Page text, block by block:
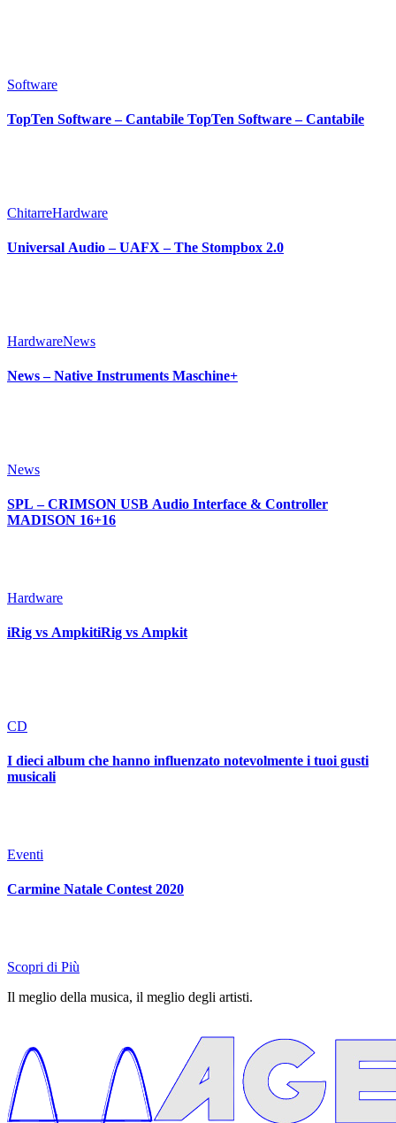
Software
TopTen Software – Cantabile TopTen Software – Cantabile
ChitarreHardware
Universal Audio – UAFX – The Stompbox 2.0
HardwareNews
News – Native Instruments Maschine+
News
SPL – CRIMSON USB Audio Interface & Controller
MADISON 16+16
Hardware
iRig vs AmpkitiRig vs Ampkit
CD
I dieci album che hanno influenzato notevolmente i tuoi gusti
musicali
Eventi
Carmine Natale Contest 2020
Scopri di Più
Il meglio della musica, il meglio degli artisti.